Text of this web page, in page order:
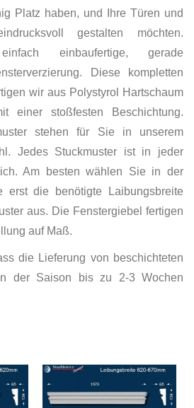
Platz haben, und Ihre Türen und
gestalten möchten.
einbaufertige, gerade
Diese kompletten
wir aus Polystyrol Hartschaum
einer stoßfesten Beschichtung.
stehen für Sie in unserem
Jedes Stuckmuster ist in jeder
Am besten wählen Sie in der
erst die benötigte Laibungsbreite
aus. Die Fenstergiebel fertigen
auf Maß.
die Lieferung von beschichteten
der Saison bis zu 2-3 Wochen